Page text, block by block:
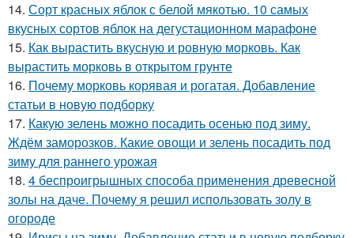
14. Сорт красных яблок с белой мякотью. 10 самых
вкусных сортов яблок на дегустационном марафоне
15. Как вырастить вкусную и ровную морковь. Как
вырастить морковь в открытом грунте
16. Почему морковь корявая и рогатая. Добавление
статьи в новую подборку
17. Какую зелень можно посадить осенью под зиму.
Ждём заморозков. Какие овощи и зелень посадить под
зиму для раннего урожая
18. 4 беспроигрышных способа применения древесной
золы на даче. Почему я решил использовать золу в
огороде